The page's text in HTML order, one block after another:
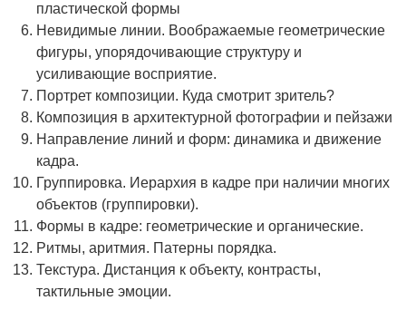
пластической формы
Невидимые линии. Воображаемые геометрические
фигуры, упорядочивающие структуру и
усиливающие восприятие.
Портрет композиции. Куда смотрит зритель?
Композиция в архитектурной фотографии и пейзажи
Направление линий и форм: динамика и движение
кадра.
Группировка. Иерархия в кадре при наличии многих
объектов (группировки).
Формы в кадре: геометрические и органические.
Ритмы, аритмия. Патерны порядка.
Текстура. Дистанция к объекту, контрасты,
тактильные эмоции.